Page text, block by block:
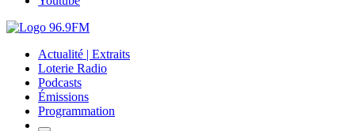
Actualité | Extraits
Loterie Radio
Podcasts
Émissions
Programmation